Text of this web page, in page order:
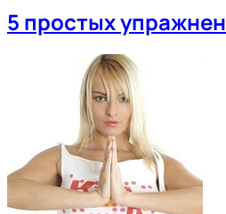
5 простых